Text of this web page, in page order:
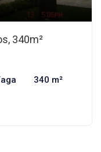
340m²
340 m²